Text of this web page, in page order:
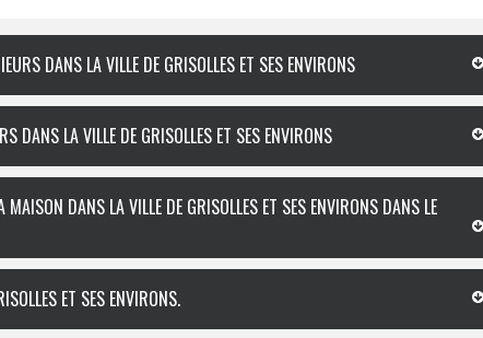
DANS LA VILLE DE GRISOLLES ET SES ENVIRONS
DANS LA VILLE DE GRISOLLES ET SES ENVIRONS
DANS LA VILLE DE GRISOLLES ET SES ENVIRONS DANS LE
ET SES ENVIRONS.